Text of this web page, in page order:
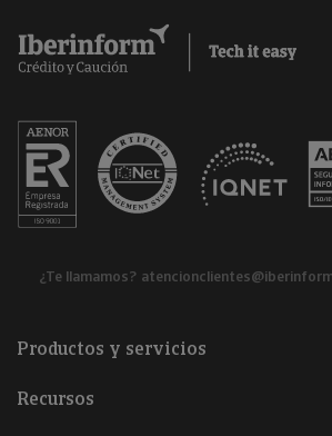
¿Te llamamos?
Productos y servicios
Recursos